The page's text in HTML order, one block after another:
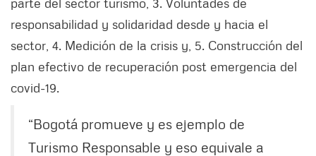
responsabilidad y solidaridad desde y hacia el
sector, 4. Medición de la crisis y, 5. Construcción del
plan efectivo de recuperación post emergencia del
covid-19.
“Bogotá promueve y es ejemplo de
Turismo Responsable y eso equivale a